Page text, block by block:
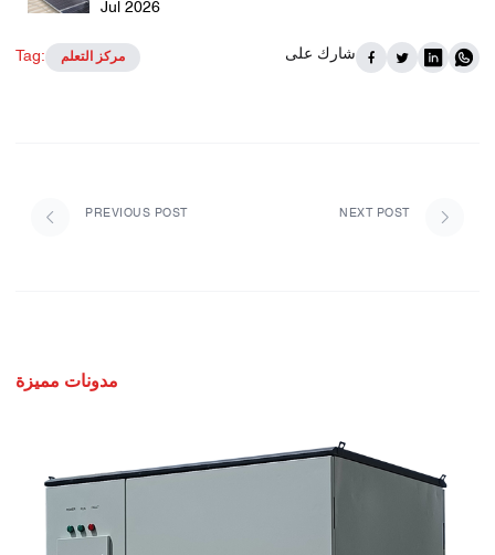
Jul 2026
Tag: مركز التعلم شارك على
PREVIOUS POST NEXT POST
مدونات مميزة